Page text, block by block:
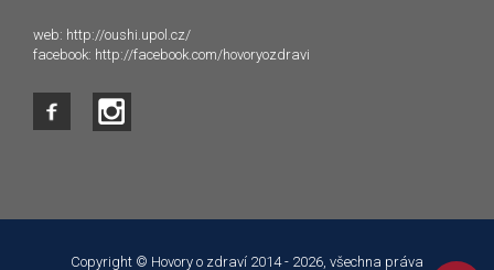
web: http://oushi.upol.cz/
facebook: http://facebook.com/hovoryozdravi
Copyright © Hovory o zdraví 2014 - 2026, všechna práva
souhlasíte.